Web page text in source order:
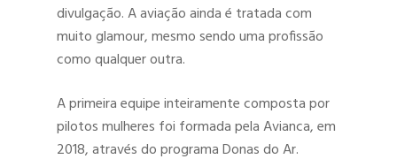
divulgação. A aviação ainda é tratada com
muito glamour, mesmo sendo uma profissão
como qualquer outra.
A primeira equipe inteiramente composta por
pilotos mulheres foi formada pela Avianca, em
2018, através do programa Donas do Ar.